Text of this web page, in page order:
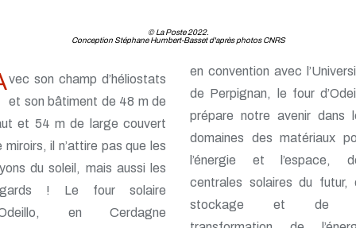
© La Poste 2022.
Conception Stéphane Humbert-Basset d'après photos CNRS
vec son champ d’héliostats
et son bâtiment de 48 m de
et 54 m de large couvert
miroirs, il n’attire pas que les
du soleil, mais aussi les
! Le four solaire
en Cerdagne
en convention avec
de Perpignan, le four
prépare notre avenir dans
domaines des matériaux
l’énergie et l’espace,
centrales solaires du futur,
stockage et de